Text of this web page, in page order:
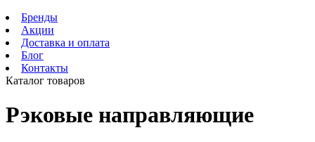
Бренды
Акции
Доставка и оплата
Блог
Контакты
Каталог товаров
Рэковые направляющие